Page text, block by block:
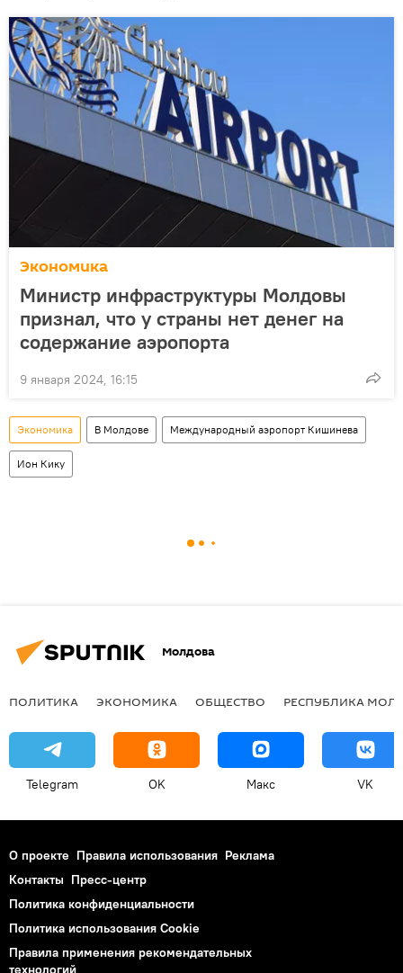
Экономика
Министр инфраструктуры Молдовы
признал, что у страны нет денег на
содержание аэропорта
9 января 2024, 16:15
Экономика В Молдове Международный аэропорт Кишинева
Ион Кику
Молдова
ПОЛИТИКА ЭКОНОМИКА ОБЩЕСТВО РЕСПУБЛИКА
Telegram OK Макс VK
О проекте Правила использования Реклама
Контакты Пресс-центр
Политика конфиденциальности
Политика использования Cookie
Правила применения рекомендательных
технологий